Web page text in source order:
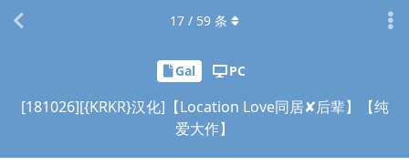
Gal PC
[181026][{KRKR}汉化]【Location Love同居✘后辈】【纯
爱大作】
17 / 59 条